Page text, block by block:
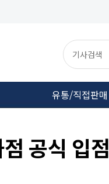
유통/직접판매
공식 입점